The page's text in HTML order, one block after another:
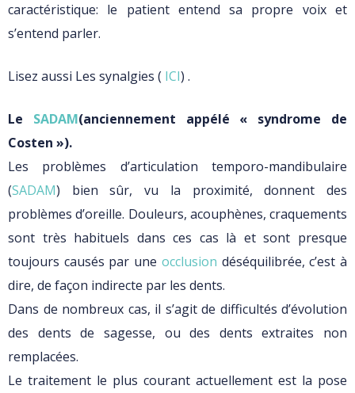
caractéristique: le patient entend sa propre voix et
s’entend parler.
Lisez aussi Les synalgies ( ICI) .
Le SADAM(anciennement appélé « syndrome de
Costen »).
Les problèmes d’articulation temporo-mandibulaire
(SADAM) bien sûr, vu la proximité, donnent des
problèmes d’oreille. Douleurs, acouphènes, craquements
sont très habituels dans ces cas là et sont presque
toujours causés par une occlusion déséquilibrée, c’est à
dire, de façon indirecte par les dents.
Dans de nombreux cas, il s’agit de difficultés d’évolution
des dents de sagesse, ou des dents extraites non
remplacées.
Le traitement le plus courant actuellement est la pose